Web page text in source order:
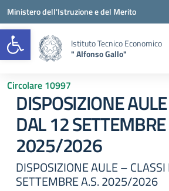
Open toolbar
Vai ai contenuti
Vai al menu di navigazione
Vai al footer
Ministero dell'Istruzione e del Merito
Istituto Tecnico Economico
" Alfonso Gallo"
Circolare 10997
DISPOSIZIONE
DAL 12
2025/2026
DISPOSIZIONE AULE –
SETTEMBRE A.S. 2025/2026